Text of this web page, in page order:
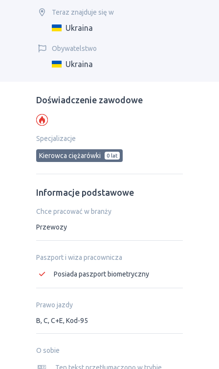
Teraz znajduje się w
Ukraina
Obywatelstwo
Ukraina
Doświadczenie zawodowe
Specjalizacje
Kierowca ciężarówki 0 lat
Informacje podstawowe
Chce pracować w branży
Przewozy
Paszport i wiza pracownicza
Posiada paszport biometryczny
Prawo jazdy
B, C, C+E, Kod-95
O sobie